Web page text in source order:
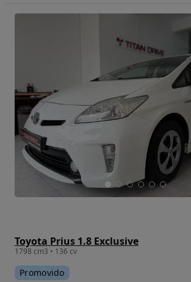
Toyota Prius 1.8 Exclusive
1798 cm3 • 136 cv
Promovido